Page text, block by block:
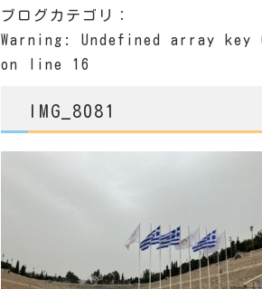
ブログカテゴリ：
Warning : Undefined array
on line 16
IMG_8081